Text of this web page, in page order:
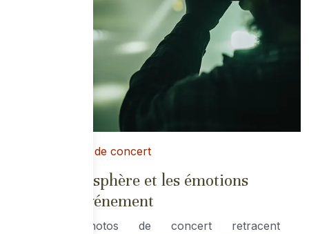
La photo de concert
L’atmosphère et les émotions
d’un événement
Les photos de concert retracent